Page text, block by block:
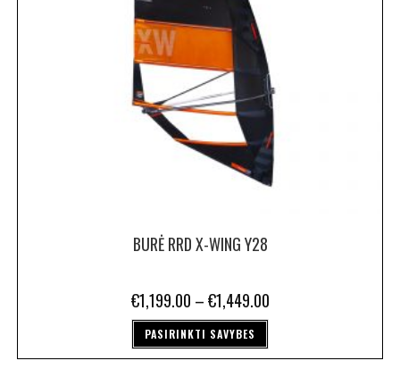
BURĖ RRD X-WING Y28
€1,199.00 –€1,449.00
PASIRINKTI SAVYBES